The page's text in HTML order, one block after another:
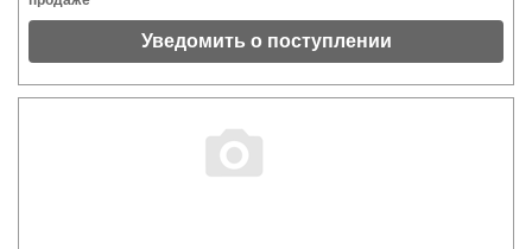
Уведомить о поступлении